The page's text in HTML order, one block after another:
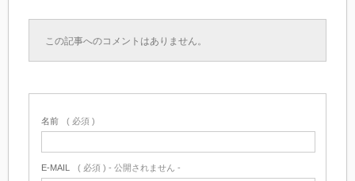
この記事へのコメントはありません。
名前 ( 必須 )
E-MAIL ( 必須 ) - 公開されません -